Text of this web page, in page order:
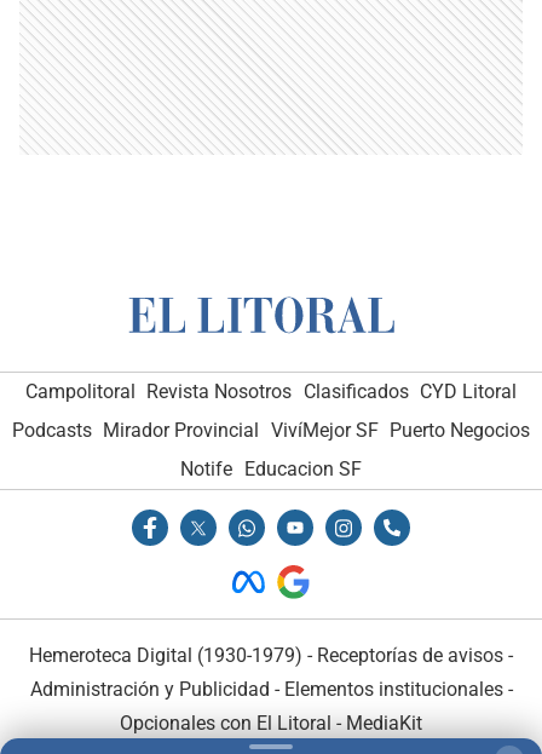
Campolitoral Revista Nosotros Clasificados CYD Litoral
Podcasts Mirador Provincial VivíMejor SF Puerto Negocios
Notife Educacion SF
Hemeroteca Digital (1930-1979) - Receptorías de avisos -
Administración y Publicidad - Elementos institucionales-
Opcionales con El Litoral - MediaKit